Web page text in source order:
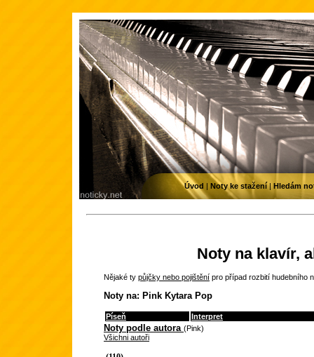
Noty na klavír,
Nějaké ty půjčky nebo pojištění pro případ rozbití hudebního
Noty na: Pink Kytara Pop
Píseň Interpret
Noty podle autora (Pink)
Všichni autoři
Úvod | Noty ke stažení| Hledám